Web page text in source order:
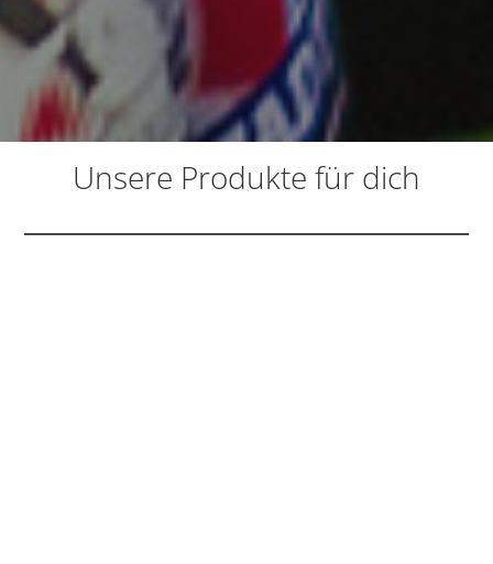
Unsere Produkte für dich